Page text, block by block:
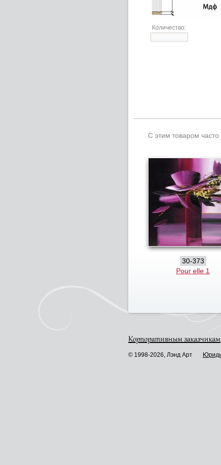
Количество:
С этим товаром часто
30-373
Pour elle 1
Корпоративным заказчикам
© 1998-2026, Лэнд Арт